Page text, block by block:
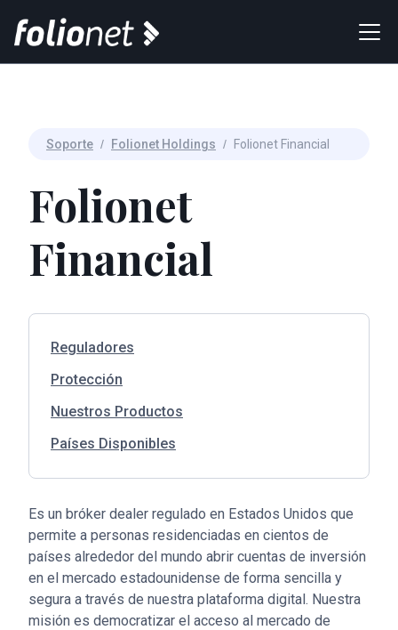
Soporte / Folionet Holdings / Folionet Financial
Folionet
Financial
Reguladores
Protección
Nuestros Productos
Países Disponibles
Es un bróker dealer regulado en Estados Unidos que
permite a personas residenciadas en cientos de
países alrededor del mundo abrir cuentas de inversión
en el mercado estadounidense de forma sencilla y
segura a través de nuestra plataforma digital. Nuestra
misión es democratizar el acceso al mercado de